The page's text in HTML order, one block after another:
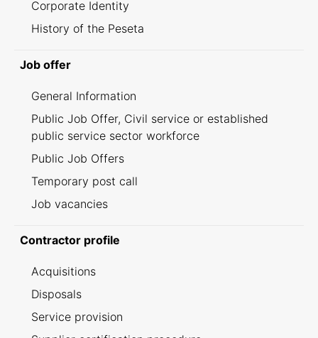
Corporate Identity
History of the Peseta
Job offer
General Information
Public Job Offer, Civil service or established
public service sector workforce
Public Job Offers
Temporary post call
Job vacancies
Contractor profile
Acquisitions
Disposals
Service provision